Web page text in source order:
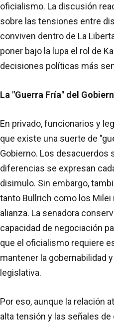
oficialismo. La discusión
sobre las tensiones entre
conviven dentro de La
poner bajo la lupa el rol de
decisiones políticas más
La "Guerra Fría" del
En privado, funcionarios y
que existe una suerte de
Gobierno. Los desacuerdos
diferencias se expresan
disimulo. Sin embargo,
tanto Bullrich como los
alianza. La senadora
capacidad de negociación
que el oficialismo requiere
mantener la gobernabilidad
legislativa.
Por eso, aunque la relación
alta tensión y las señales